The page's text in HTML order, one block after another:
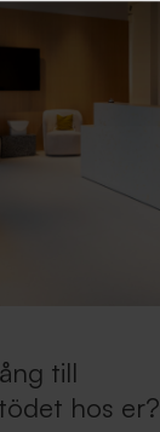
till
hos er?